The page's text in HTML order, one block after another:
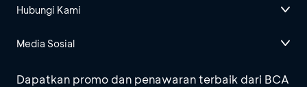
Hubungi Kami
Media Sosial
Dapatkan promo dan penawaran terbaik dari BCA